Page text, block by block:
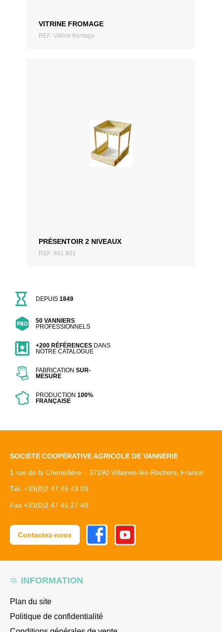
VITRINE FROMAGE
REF: Vitrine fromage
PRÉSENTOIR 2 NIVEAUX
REF: 801.801
DEPUIS1849
50 VANNIERS
PROFESSIONNELS
+200 RÉFÉRENCES DANS
NOTRE CATALOGUE
FABRICATIONSUR-
MESURE
PRODUCTION100%
FRANÇAISE
INFORMATION
Plan du site
Politique de confidentialité
SOCIÉTÉ COOPÉRATIVE AGRICOLE DE VANNERIE
1 rue de la Cheneillère – 37190 Villaines-les-Rochers, France
Tél. +33(0)2 47 45 43 03
Fax +33(0)2 47 45 27 48
Contactez-nous
FacebookYoutube